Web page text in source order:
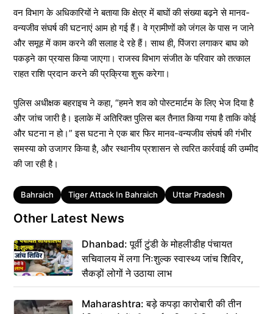
वन विभाग के अधिकारियों ने बताया कि क्षेत्र में बाघों की संख्या बढ़ने से मानव-
वन्यजीव संघर्ष की घटनाएं आम हो गई हैं। वे ग्रामीणों को जंगल के पास न जाने
और समूह में काम करने की सलाह दे रहे हैं। साथ ही, पिंजरा लगाकर बाघ को
पकड़ने का प्रयास किया जाएगा। राजस्व विभाग संजीत के परिवार को तत्काल
राहत राशि प्रदान करने की प्रक्रिया शुरू करेगा।
पुलिस अधीक्षक बहराइच ने कहा, “हमने शव को पोस्टमार्टम के लिए भेज दिया है
और जांच जारी है। इलाके में अतिरिक्त पुलिस बल तैनात किया गया है ताकि कोई
और घटना न हो।” इस घटना ने एक बार फिर मानव-वन्यजीव संघर्ष की गंभीर
समस्या को उजागर किया है, और स्थानीय प्रशासन से त्वरित कार्रवाई की उम्मीद
की जा रही है।
Tags
Bahraich Tiger Attack In Bahraich Uttar Pradesh
Other Latest News
Dhanbad: पूर्वी टुंडी के मोहलीडीह पंचायत
सचिवालय में लगा निःशुल्क स्वास्थ्य जांच शिविर,
सैकड़ों लोगों ने उठाया लाभ
Maharashtra: बड़े कपड़ा कारोबारी की तीन